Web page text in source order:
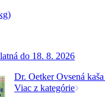
do 18. 8. 2026
Dr. Oetker Ovsená
Viac z kategórie